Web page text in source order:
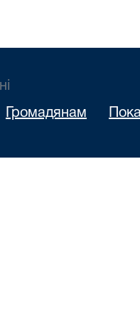
Громадянам